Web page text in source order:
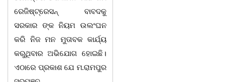
ରେଜିଷ୍ଟ୍ରେସନ୍ ବାବଦକୁ
ସରକାର ଙ୍କ ନିୟମ ଉଲଂଘନ
କରି ନିଜ ମନ ମୁତାବକ କାର୍ଯ୍ୟ
କରୁଥିବାର ଅଭିଯୋଗ ହୋଇଛି।
ଏଠାରେ ପ୍ରକାଶ ଯେ ମ.ରାମପୁର